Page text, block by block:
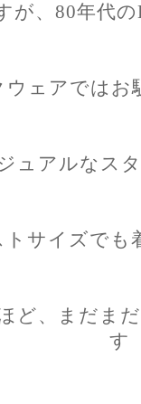
が、80年代
ウェアでは
ュアルなス
トサイズでも
ど、まだま
す